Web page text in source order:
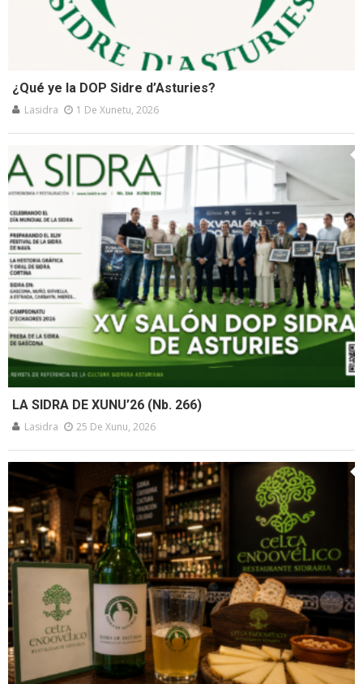
¿Qué ye la DOP Sidre d’Asturies?
Lasidra 1 De Xunetu, 2026
LA SIDRA DE XUNU’26 (Nb. 266)
Lasidra 25 De Xunu, 2026